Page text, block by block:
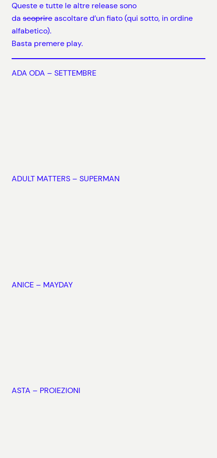
Queste e tutte le altre release sono
da scoprireascoltare d’un fiato (qui sotto, in ordine
alfabetico).
Basta premere play.
ADA ODA – SETTEMBRE
ADULT MATTERS – SUPERMAN
ANICE – MAYDAY
ASTA – PROIEZIONI